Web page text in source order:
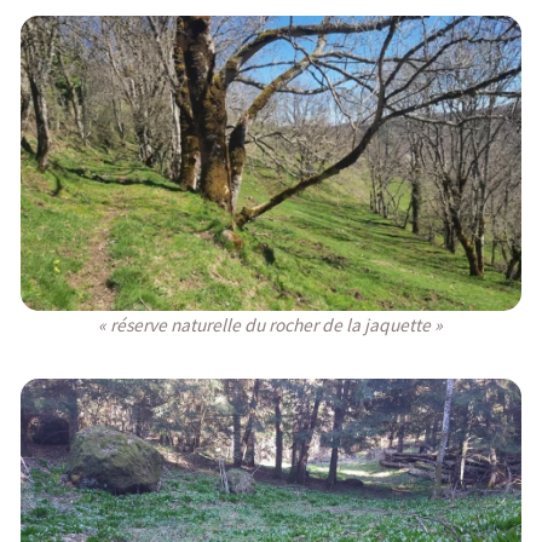
« réserve naturelle du rocher de la jaquette »